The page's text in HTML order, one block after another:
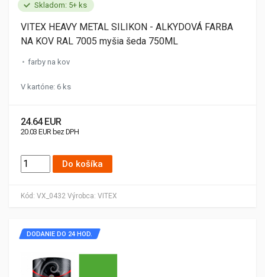
Skladom: 5+ ks
Kód: VX_0432 Výrobca: VITEX
VITEX HEAVY METAL SILIKON - ALKYDOVÁ FARBA
NA KOV RAL 7005 myšia šeda 750ML
farby na kov
V kartóne: 6 ks
24.64 EUR
20.03 EUR bez DPH
Do košíka
DODANIE DO 24 HOD.